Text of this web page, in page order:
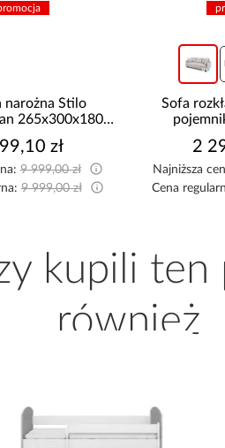
Foster z
beżowa
zł
2 299,99 zł
2 499,99 zł
Narożnik
2
Najniższa
Cena
kupili ten
również